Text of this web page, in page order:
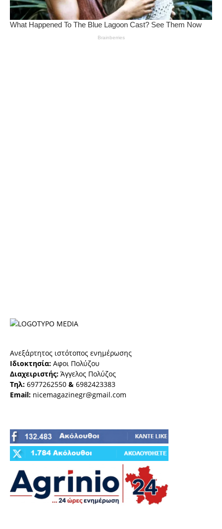
Ανεξάρτητος ιστότοπος ενημέρωσης
Ιδιοκτησία: Αφοι Πολύζου
Διαχειριστής: Άγγελος Πολύζος
Τηλ: 6977262550 & 6982423383
Email: nicemagazinegr@gmail.com